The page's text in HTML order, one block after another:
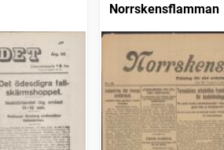
Norrskensflamman